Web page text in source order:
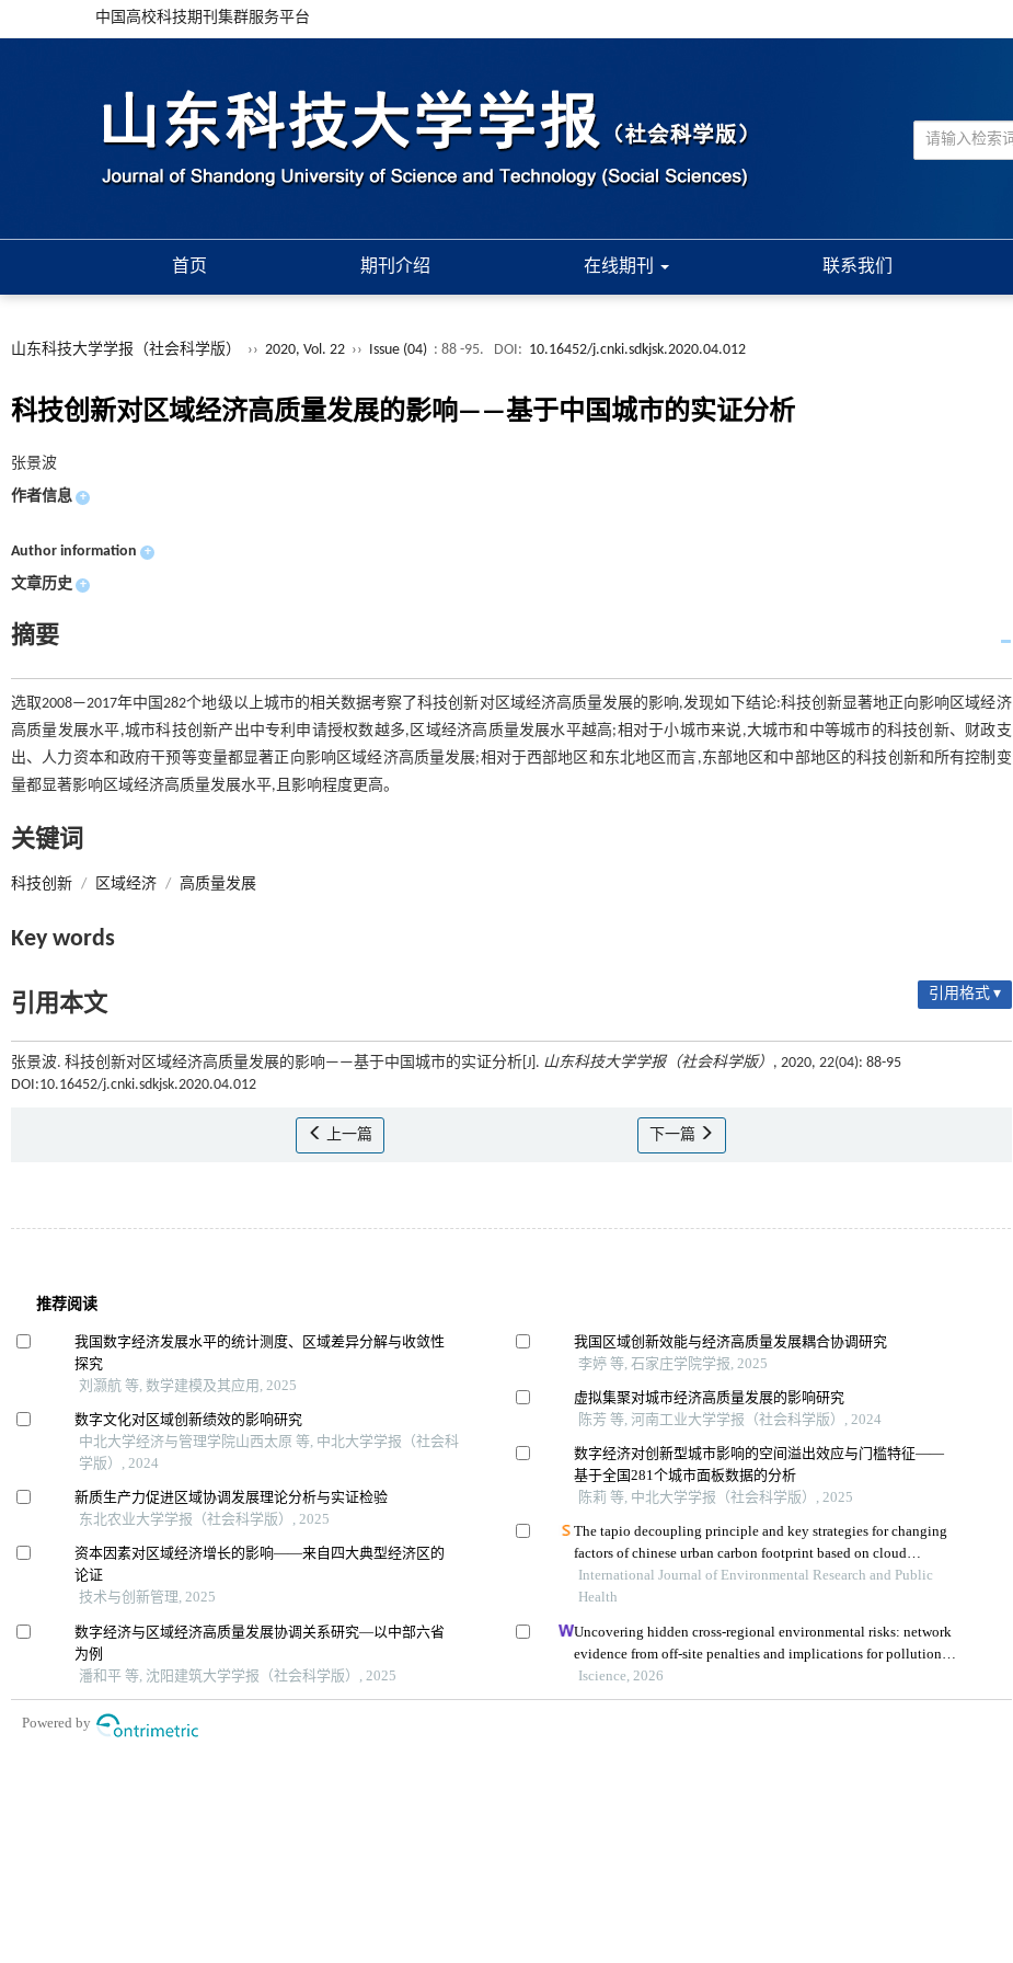
中国高校科技期刊集群服务平台
首页 期刊介绍 在线期刊 联系我们
山东科技大学学报（社会科学版） ›› 2020, Vol. 22 ›› Issue (04) : 88 -95. DOI: 10.16452/j.cnki.sdkjsk.2020.04.012
科技创新对区域经济高质量发展的影响——基于中国城市的实证分析
张景波
作者信息 +
Author information +
文章历史 +
摘要
选取2008—2017年中国282个地级以上城市的相关数据考察了科技创新对区域经济高质量发展的影响,发现如下结论:科技创新显著地正向影响区域经济
高质量发展水平,城市科技创新产出中专利申请授权数越多,区域经济高质量发展水平越高;相对于小城市来说,大城市和中等城市的科技创新、财政支
出、人力资本和政府干预等变量都显著正向影响区域经济高质量发展;相对于西部地区和东北地区而言,东部地区和中部地区的科技创新和所有控制变
量都显著影响区域经济高质量发展水平,且影响程度更高。
关键词
科技创新 / 区域经济 / 高质量发展
Key words
引用本文 引用格式 ▾
张景波. 科技创新对区域经济高质量发展的影响——基于中国城市的实证分析[J]. 山东科技大学学报（社会科学版） , 2020, 22(04): 88-95
DOI:10.16452/j.cnki.sdkjsk.2020.04.012
上一篇 下一篇